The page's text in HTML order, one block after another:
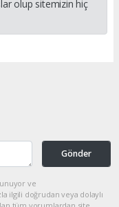
olup sitemizin hiç
Gönder
ve
ilgili doğrudan veya dolaylı